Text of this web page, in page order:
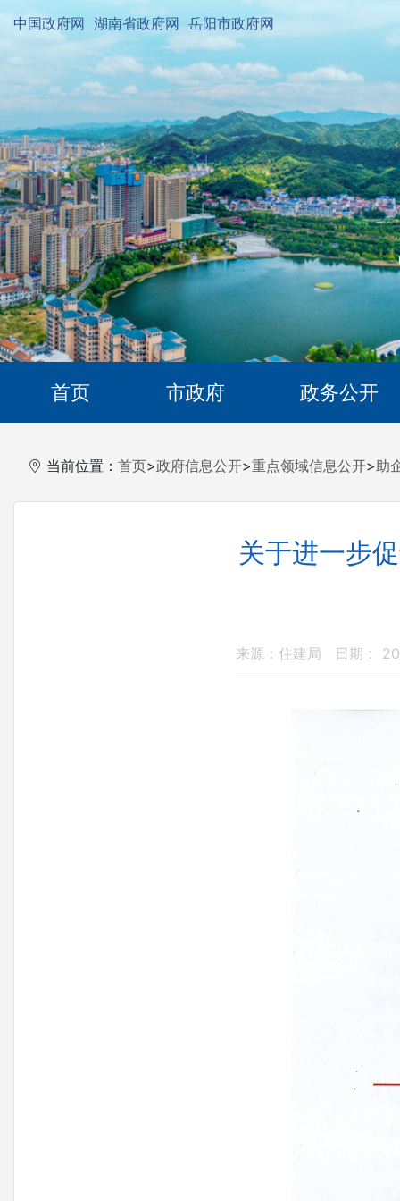
中国政府网 湖南省政府网 岳阳市政府网
首页 市政府 政务公开
当前位置： 首页>政府信息公开>重点领域信息公开>助
关于进一步
来源：住建局 日期：